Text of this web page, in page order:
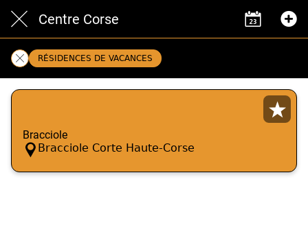
Centre Corse
RÉSIDENCES DE VACANCES
Bracciole
Bracciole Corte Haute-Corse